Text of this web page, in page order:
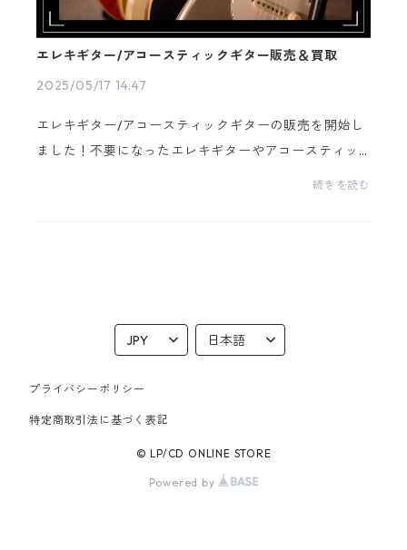
エレキギター/アコースティックギター販売＆買取
2025/05/17 14:47
エレキギター/アコースティックギターの販売を開始し
ました！不要になったエレキギターやアコースティッ
続きを読む
プライバシーポリシー
特定商取引法に基づく表記
© LP/CD ONLINE STORE
Powered by